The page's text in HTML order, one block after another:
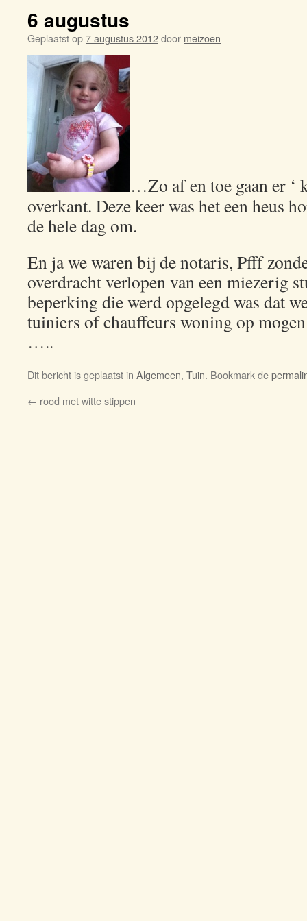
6 augustus
Geplaatst op7 augustus 2012door meizoen
…Zo af en toe gaan er ‘
overkant. Deze keer was het een heus
de hele dag om.
En ja we waren bij de notaris, Pfff
overdracht verlopen van een miezerig
beperking die werd opgelegd was dat
tuiniers of chauffeurs woning op
…..
Dit bericht is geplaatst in Algemeen, Tuin. Bookmark de
← rood met witte stippen